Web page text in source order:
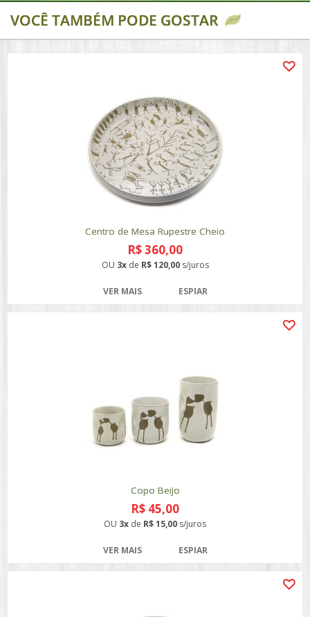
VOCÊ TAMBÉM PODE GOSTAR
Centro de Mesa Rupestre Cheio
R$ 360,00
OU 3xde R$ 120,00s/juros
VER MAIS ESPIAR
Copo Beijo
R$ 45,00
OU 3x de R$ 15,00 s/juros
VER MAIS ESPIAR